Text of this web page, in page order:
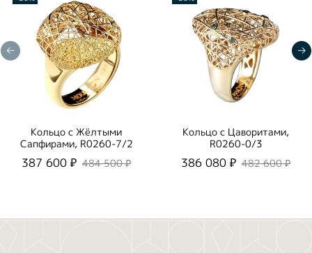
Кольцо с Жёлтыми
Сапфирами, R0260-7/2
387 600 ₽ 484 500 ₽
Кольцо с Цаворитами,
R0260-0/3
386 080 ₽ 482 600 ₽